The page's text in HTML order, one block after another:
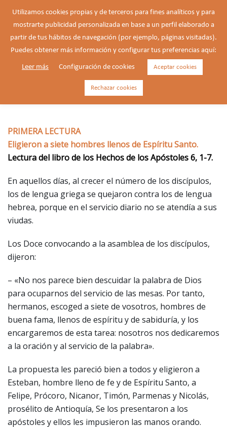
18/04/2026 – Sábado de la 2ª
semana de Pascua, feria.
PRIMERA LECTURA
Eligieron a siete hombres llenos de Espíritu Santo.
Lectura del libro de los Hechos de los Apóstoles 6, 1-7.
En aquellos días, al crecer el número de los discípulos,
los de lengua griega se quejaron contra los de lengua
hebrea, porque en el servicio diario no se atendía a sus
viudas.
Los Doce convocando a la asamblea de los discípulos,
dijeron:
– «No nos parece bien descuidar la palabra de Dios
para ocuparnos del servicio de las mesas. Por tanto,
hermanos, escoged a siete de vosotros, hombres de
buena fama, llenos de espíritu y de sabiduría, y los
encargaremos de esta tarea: nosotros nos dedicaremos
a la oración y al servicio de la palabra».
La propuesta les pareció bien a todos y eligieron a
Esteban, hombre lleno de fe y de Espíritu Santo, a
Felipe, Prócoro, Nicanor, Timón, Parmenas y Nicolás,
prosélito de Antioquía, Se los presentaron a los
apóstoles y ellos les impusieron las manos orando.
Utilizamos cookies propias y de terceros para fines analíticos y para
mostrarte publicidad personalizada en base a un perfil elaborado a
partir de tus hábitos de navegación (por ejemplo, páginas visitadas).
Puedes obtener más información y configurar tus preferencias aquí:
Leer más Configuración de cookies Aceptar cookies
Rechazar cookies